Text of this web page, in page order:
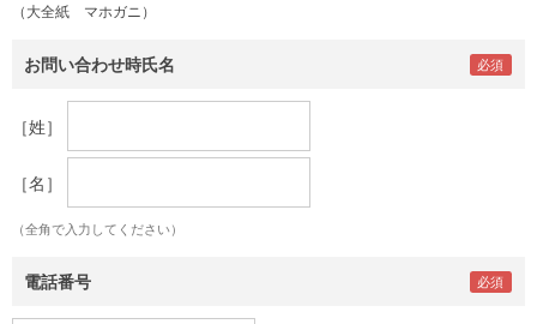
（大全紙 マホガニ）
お問い合わせ時氏名
［姓］
［名］
（全角で入力してください）
電話番号